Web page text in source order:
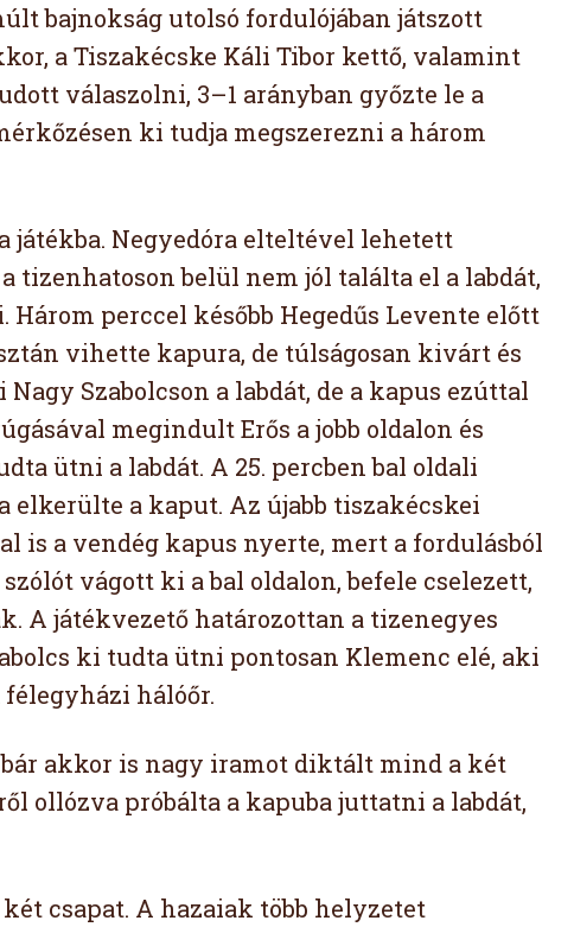
bajnokság utolsó fordulójában játszott
a Tiszakécske Káli Tibor kettő, valamint
válaszolni, 3–1 arányban győzte le a
ki tudja megszerezni a három
Negyedóra elteltével lehetett
tizenhatoson belül nem jól találta el a labdát,
perccel később Hegedűs Levente előtt
vihette kapura, de túlságosan kivárt és
Szabolcson a labdát, de a kapus ezúttal
megindult Erős a jobb oldalon és
ütni a labdát. A 25. percben bal oldali
elkerülte a kaput. Az újabb tiszakécskei
is a vendég kapus nyerte, mert a fordulásból
vágott ki a bal oldalon, befele cselezett,
A játékvezető határozottan a tizenegyes
ki tudta ütni pontosan Klemenc elé, aki
félegyházi hálóőr.
akkor is nagy iramot diktált mind a két
ollózva próbálta a kapuba juttatni a labdát,
csapat. A hazaiak több helyzetet